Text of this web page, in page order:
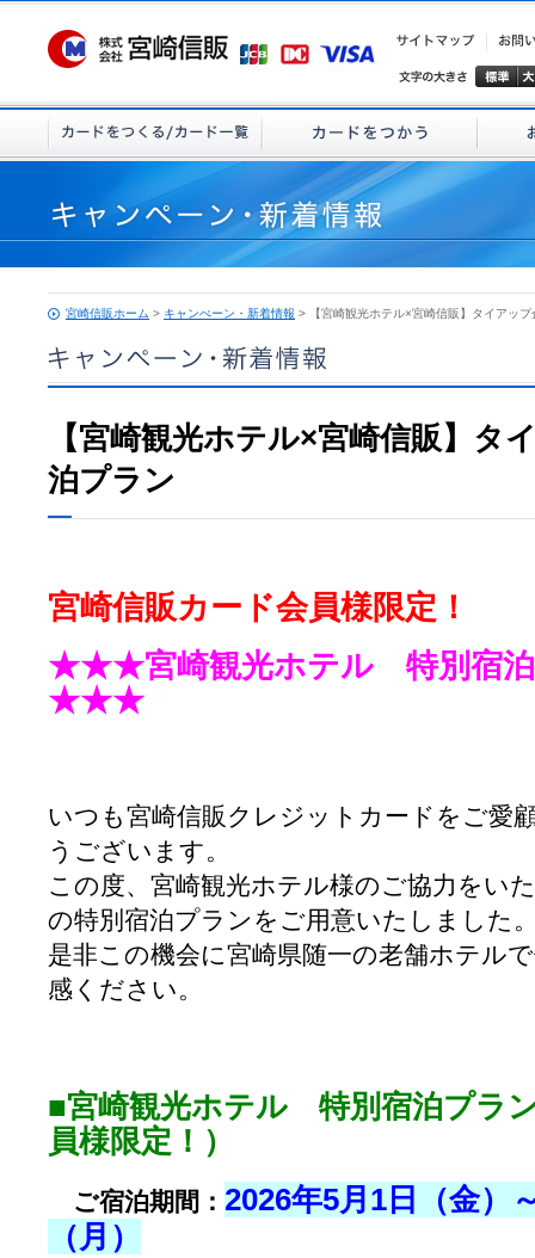
宮崎信販ホーム > キャンぺーン・新着情報 > 【宮崎観光ホテル×宮崎信販】タイアッ
【宮崎観光ホテル×宮崎信販】
泊プラン
宮崎信販カード会員様限定！
★★★宮崎観光ホテル 特別宿泊
★★★
いつも宮崎信販クレジットカードをご愛
うございます。
この度、宮崎観光ホテル様のご協力をい
の特別宿泊プランをご用意いたしました
是非この機会に宮崎県随一の老舗ホテル
感ください。
■宮崎観光ホテル 特別宿泊プラ
員様限定！）
ご宿泊期間： 2026年5月1日（金）
（月）